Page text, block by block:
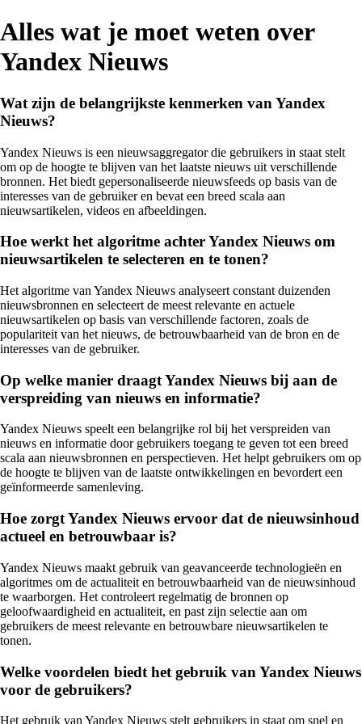
Alles wat je moet weten over
Yandex Nieuws
Wat zijn de belangrijkste kenmerken van Yandex
Nieuws?
Yandex Nieuws is een nieuwsaggregator die gebruikers in staat stelt
om op de hoogte te blijven van het laatste nieuws uit verschillende
bronnen. Het biedt gepersonaliseerde nieuwsfeeds op basis van de
interesses van de gebruiker en bevat een breed scala aan
nieuwsartikelen, videos en afbeeldingen.
Hoe werkt het algoritme achter Yandex Nieuws om
nieuwsartikelen te selecteren en te tonen?
Het algoritme van Yandex Nieuws analyseert constant duizenden
nieuwsbronnen en selecteert de meest relevante en actuele
nieuwsartikelen op basis van verschillende factoren, zoals de
populariteit van het nieuws, de betrouwbaarheid van de bron en de
interesses van de gebruiker.
Op welke manier draagt Yandex Nieuws bij aan de
verspreiding van nieuws en informatie?
Yandex Nieuws speelt een belangrijke rol bij het verspreiden van
nieuws en informatie door gebruikers toegang te geven tot een breed
scala aan nieuwsbronnen en perspectieven. Het helpt gebruikers om op
de hoogte te blijven van de laatste ontwikkelingen en bevordert een
geïnformeerde samenleving.
Hoe zorgt Yandex Nieuws ervoor dat de nieuwsinhoud
actueel en betrouwbaar is?
Yandex Nieuws maakt gebruik van geavanceerde technologieën en
algoritmes om de actualiteit en betrouwbaarheid van de nieuwsinhoud
te waarborgen. Het controleert regelmatig de bronnen op
geloofwaardigheid en actualiteit, en past zijn selectie aan om
gebruikers de meest relevante en betrouwbare nieuwsartikelen te
tonen.
Welke voordelen biedt het gebruik van Yandex Nieuws
voor de gebruikers?
Het gebruik van Yandex Nieuws stelt gebruikers in staat om snel en